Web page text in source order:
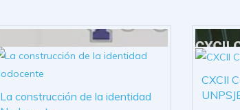
La construcción de la identidad
CXCII